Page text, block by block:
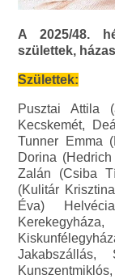
A 2025/48.
születtek,
Születtek:
Pusztai Attila
Kecskemét,
Tunner Emma
Dorina
Zalán (Csiba
(Kulitár
Éva)
Jakabszállás,